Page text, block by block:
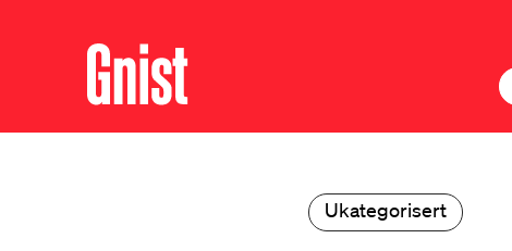
Ukategorisert